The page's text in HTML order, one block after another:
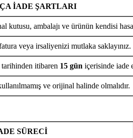
İADE ŞARTLARI
kutusu, ambalajı ve ürünün kendisi
veya irsaliyenizi mutlaka saklayınız.
itibaren 15 gün içerisinde iade
ve orijinal halinde olmalıdır.
SÜRECİ